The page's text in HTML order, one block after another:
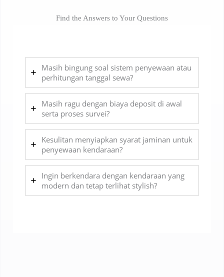
Find the Answers to Your Questions
Masih bingung soal sistem penyewaan atau
perhitungan tanggal sewa?
Masih ragu dengan biaya deposit di awal
serta proses survei?
Kesulitan menyiapkan syarat jaminan untuk
penyewaan kendaraan?
Ingin berkendara dengan kendaraan yang
modern dan tetap terlihat stylish?